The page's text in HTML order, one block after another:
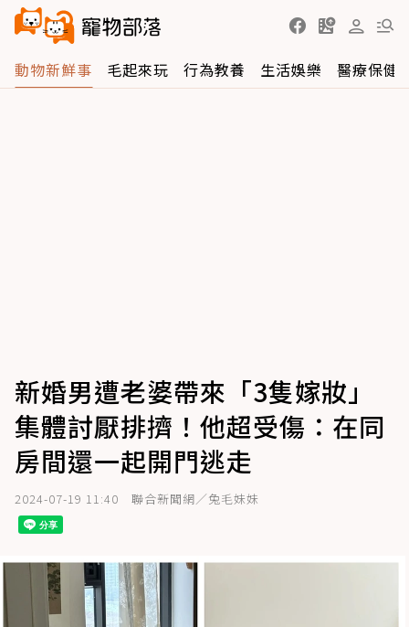
動物新鮮事 毛起來玩 行為教養 生活娛樂 醫療保健
新婚男遭老婆帶來「3隻嫁妝」
集體討厭排擠！他超受傷：在同
房間還一起開門逃走
2024-07-19 11:40 聯合新聞網／兔毛妹妹